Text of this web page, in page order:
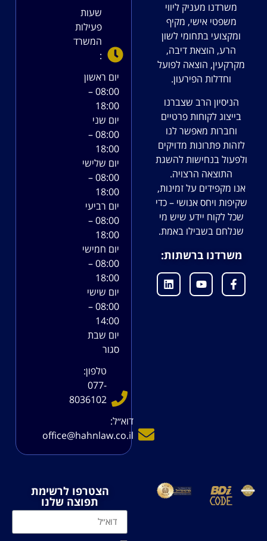
משרדנו מעניק ליווי
משפטי אישי, מקיף
ומקצועי בתחומי לשון
הרע, הוצאת דיבה,
מקרקעין, הוצאה לפועל
וחדלות הפירעון.
הניסיון הרב שצברנו
בייצוג לקוחות פרטיים
וחברות מאפשר לנו
לזהות פתרונות מדויקים
ולפעול בנחישות להשגת
התוצאה הרצויה.
אנו מקפידים על זמינות,
שקיפות ויחס אנושי – כדי
שכל לקוח יידע שיש מי
שנלחם בשבילו באמת.
משרדנו ברשתות:
שעות
פעילות
המשרד
:
יום ראשון
08:00 –
18:00
יום שני
08:00 –
18:00
יום שלישי
08:00 –
18:00
יום רביעי
08:00 –
18:00
יום חמישי
08:00 –
18:00
יום שישי
08:00 –
14:00
יום שבת
סגור
טלפון:
077-
8036102
דוא׳׳ל:
office@hahnlaw.co.il
הצטרפו לרשימת
תפוצה שלנו